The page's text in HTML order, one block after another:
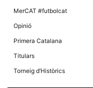
MerCAT #futbolcat
Opinió
Primera Catalana
Titulars
Torneig d’Històrics